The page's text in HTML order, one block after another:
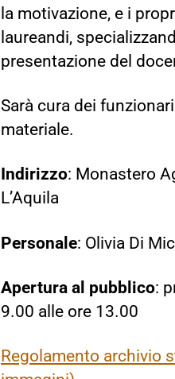
la motivazione, e i
laureandi,
presentazione del
Sarà cura dei
materiale.
Indirizzo: Monastero
L’Aquila
Personale: Olivia Di
Apertura al pubblico:
9.00 alle ore 13.00
Regolamento archivio